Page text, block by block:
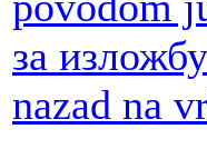
за
nazad na